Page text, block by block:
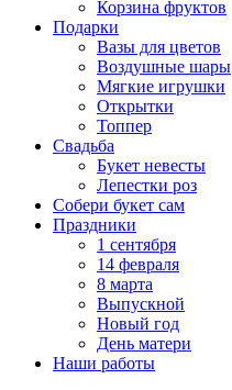
Корзина фруктов
Подарки
Вазы для цветов
Воздушные шары
Мягкие игрушки
Открытки
Топпер
Свадьба
Букет невесты
Лепестки роз
Собери букет сам
Праздники
1 сентября
14 февраля
8 марта
Выпускной
Новый год
День матери
Наши работы